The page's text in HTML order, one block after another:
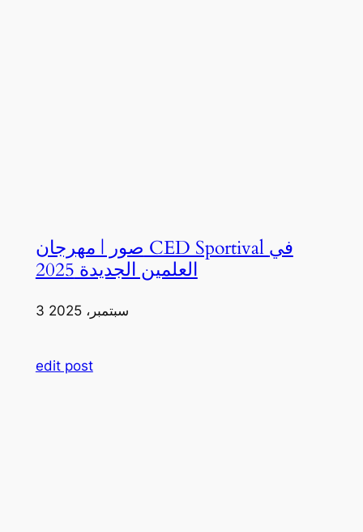
صور | مهرجان CED Sportival في
العلمين الجديدة 2025
3 سبتمبر، 2025
edit post